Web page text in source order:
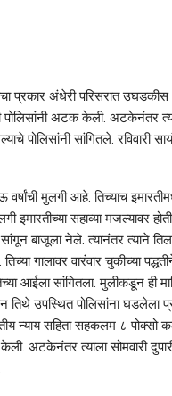
प्रकार अंधेरी परिसरात
पोलिसांनी अटक केली. अटकेनंतर
पोलिसांनी सांगितले. रविवारी
मुलगी आहे. तिच्याच
इमारतीच्या सहाव्या मजल्यावर
बाजूला नेले. त्यानंतर त्याने
गालावर वारंवार चुकीच्या
आईला सांगितला. मुलीकडून ही
उपस्थित पोलिसांना घडलेला
न्याय सहिता सहकलम ८ पोक्सो
अटकेनंतर त्याला सोमवारी